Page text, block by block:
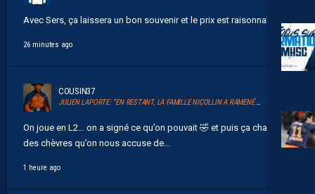
Avec Sers, ça laissera un bon souvenir et le prix est raisonnable....
26 minutes ago
COUSIN37
JULIEN LAPORTE: “EN RESTANT, LA FAMILLE NICOLLIN A RAMENÉ UN ÉLAN AU CLUB.”
On joue en L2… on a signé ce qu’on pouvait 🤣 et puis ça change
des chèvres qu’on nous accuse de...
1 heure ago